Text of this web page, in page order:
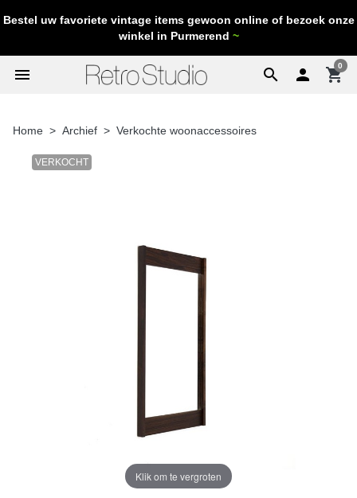
Bestel uw favoriete vintage items gewoon online of bezoek onze
winkel in Purmerend ~
search
menu  shopping_cart
0
Home Archief Verkochte woonaccessoires
VERKOCHT
Klik om te vergroten